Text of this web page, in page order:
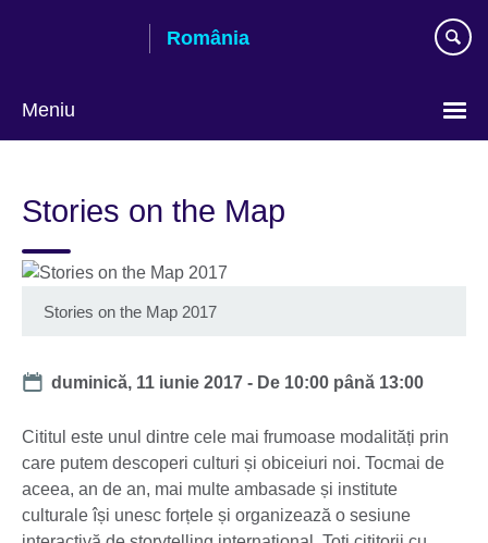
România
Meniu
Stories on the Map
Stories on the Map 2017
Date
duminică, 11 iunie 2017 - De 10:00 până 13:00
Cititul este unul dintre cele mai frumoase modalități prin
care putem descoperi culturi și obiceiuri noi. Tocmai de
aceea, an de an, mai multe ambasade și institute
culturale își unesc forțele și organizează o sesiune